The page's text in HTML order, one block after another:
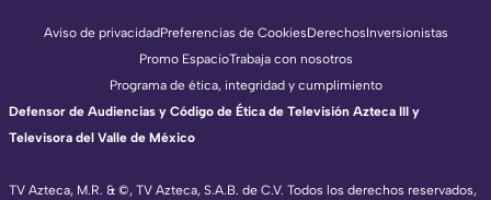
TV Azteca, M.R. & ©, TV Azteca, S.A.B. de C.V. Todos los derechos reservados,
Aviso de privacidadPreferencias de CookiesDerechosInversionistas
Promo EspacioTrabaja con nosotros
Programa de ética, integridad y cumplimiento
Defensor de Audiencias y Código de Ética de Televisión Azteca III y
Televisora del Valle de México